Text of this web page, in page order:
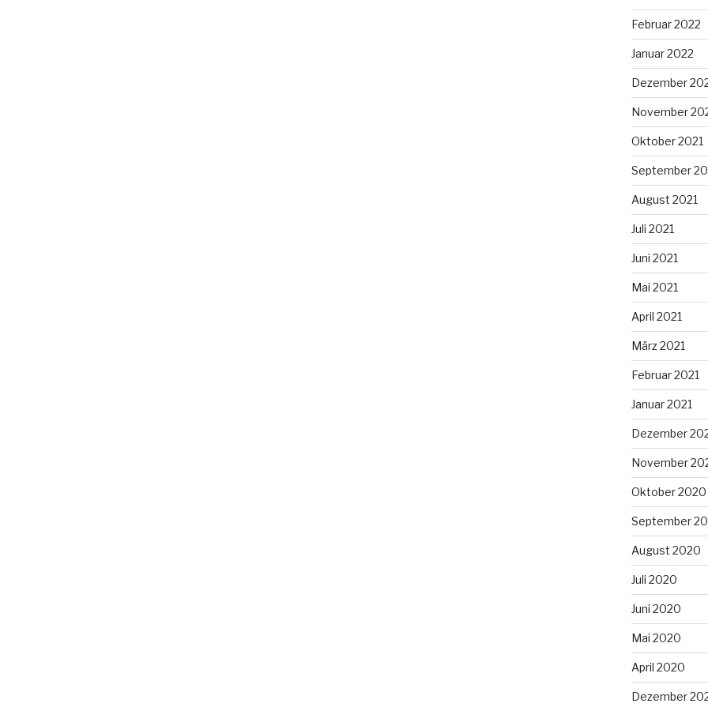
Februar 2022
Januar 2022
Dezember
November
Oktober 2021
September
August 2021
Juli 2021
Juni 2021
Mai 2021
April 2021
März 2021
Februar 2021
Januar 2021
Dezember
November
Oktober 2020
September
August 2020
Juli 2020
Juni 2020
Mai 2020
April 2020
Dezember